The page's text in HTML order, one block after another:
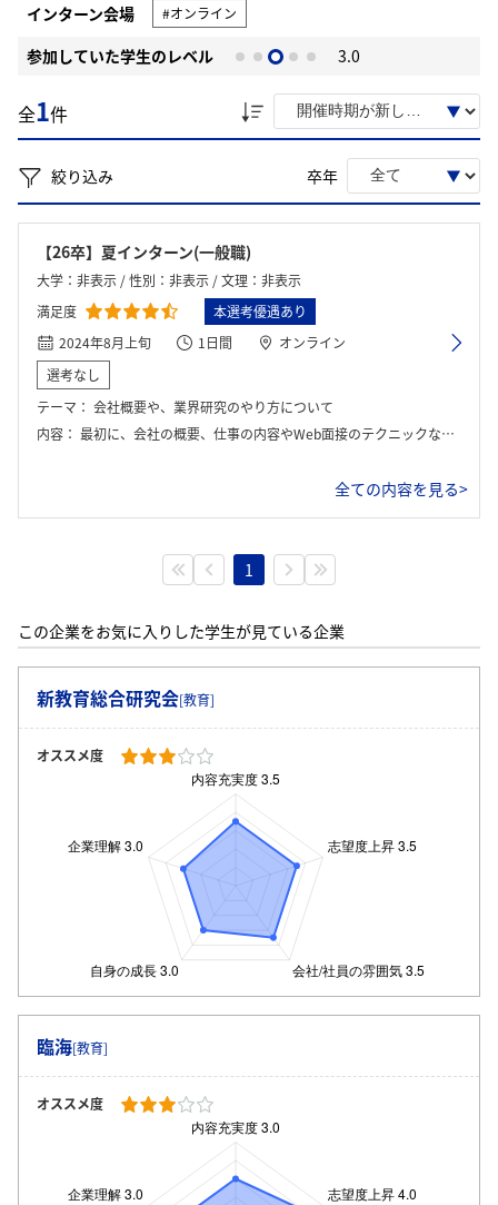
インターン会場
#オンライン
参加していた学生のレベル 3.0
全1件
絞り込み 卒年
【26卒】夏インターン(一般職)
大学：非表示 / 性別：非表示 / 文理：非表示
満足度
本選考優遇あり
2024年8月上旬
1日間
オンライン
選考なし
テーマ： 会社概要や、業界研究のやり方について
内容： 最初に、会社の概要、仕事の内容やWeb面接のテクニックなどを学ぶ。その後、グループに分かれて社員と模擬面接を行い、フィードバックをもらう。最後には座談会があり社員に質問をする時間がある。
全ての内容を見る>
1
この企業をお気に入りした学生が見ている企業
新教育総合研究会[教育]
オススメ度
臨海[教育]
オススメ度
ログイン・会員登録